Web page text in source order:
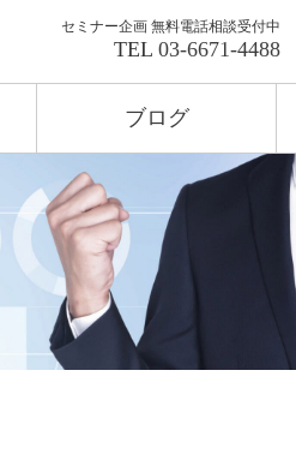
セミナー企画 無料電話相談受付中
TEL 03-6671-4488
ブログ